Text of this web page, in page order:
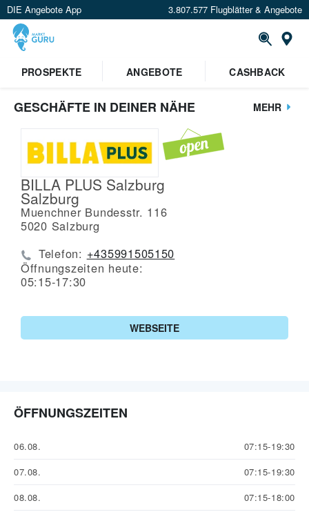
DIE Angebote App 3.807.577 Flugblätter & Angebote
PROSPEKTE
ANGEBOTE CASHBACK
GESCHÄFTE IN DEINER NÄHE MEHR
BILLA PLUS Salzburg
Salzburg
Muenchner Bundesstr. 116
5020 Salzburg
Telefon: +435991505150
Öffnungszeiten heute:
05:15-17:30
WEBSEITE
ÖFFNUNGSZEITEN
06.08.
07:15-19:30
07.08.
07:15-19:30
08.08.
07:15-18:00